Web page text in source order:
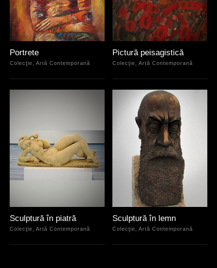
Portrete
Colecţie, Artă Contemporană
Pictură peisagistică
Colecţie, Artă Contemporană
Sculptură în piatră
Colecţie, Artă Contemporană
Sculptură în lemn
Colecţie, Artă Contemporană